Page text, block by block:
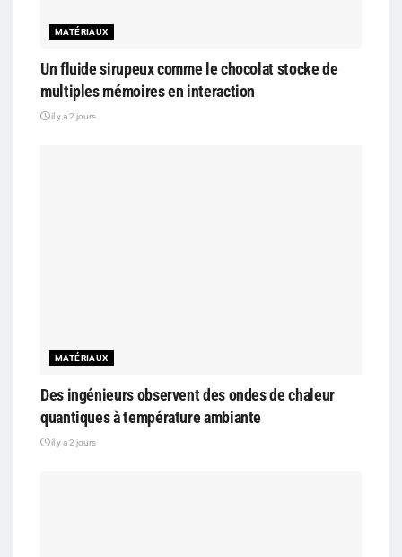
MATÉRIAUX
Un fluide sirupeux comme le chocolat stocke de
multiples mémoires en interaction
il y a 2 jours
MATÉRIAUX
Des ingénieurs observent des ondes de chaleur
quantiques à température ambiante
il y a 2 jours